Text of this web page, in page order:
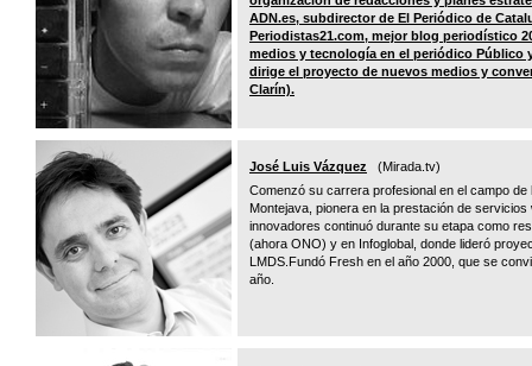
ADN.es, subdirector de El Periódico de
Periodistas21.com, mejor blog periodístico
medios y tecnología en el periódico Público
dirige el proyecto de nuevos medios y
Clarín).
José Luis Vázquez (Mirada.tv)
Comenzó su carrera profesional en el campo
Montejava, pionera en la prestación de
innovadores continuó durante su etapa como
(ahora ONO) y en Infoglobal, donde lideró
LMDS.Fundó Fresh en el año 2000, que se
año.